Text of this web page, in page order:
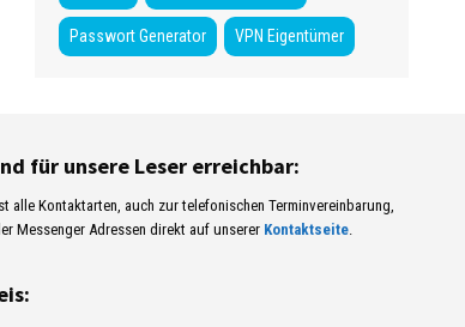
Passwort Generator VPN Eigentümer
für unsere Leser erreichbar:
alle Kontaktarten, auch zur telefonischen Terminvereinbarung,
Messenger Adressen direkt auf unserer Kontaktseite.